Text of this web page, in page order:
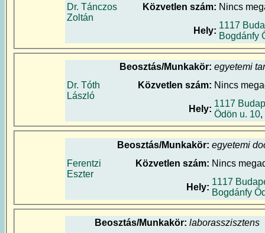
Dr. Tánczos
Zoltán
Közvetlen szám: Nincs
Hely:
1117
Bogdánfy
Dr. Tóth
László
Beosztás/Munkakör: egyetemi
Közvetlen szám: Nincs
Hely:
1117
Ödön u. 10,
Ferentzi
Eszter
Beosztás/Munkakör: egyetemi
Közvetlen szám: Nincs
Hely:
1117
Bogdánfy
Beosztás/Munkakör: laborasszisztens